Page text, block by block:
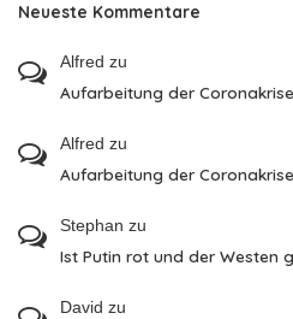
Neueste Kommentare
Alfred zu
Aufarbeitung der
Alfred zu
Aufarbeitung der
Stephan zu
Ist Putin rot und der Westen
David zu